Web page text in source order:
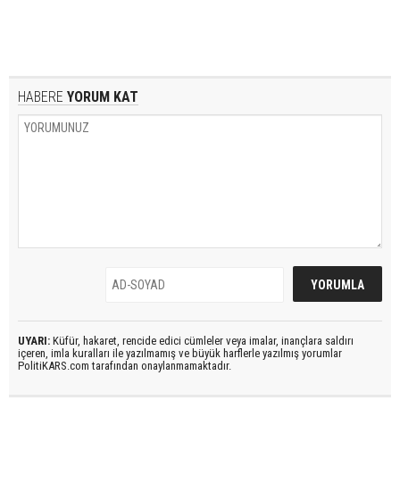
HABERE YORUM KAT
UYARI: Küfür, hakaret, rencide edici cümleler veya imalar, inançlara saldırı
içeren, imla kuralları ile yazılmamış ve büyük harflerle yazılmış yorumlar
PolitiKARS.com tarafından onaylanmamaktadır.